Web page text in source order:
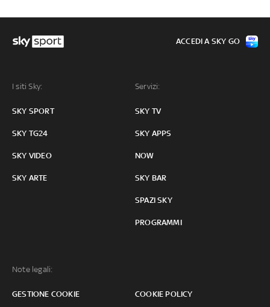
I siti Sky:
SKY SPORT
SKY TG24
SKY VIDEO
SKY ARTE
Servizi:
SKY TV
SKY APPS
NOW
SKY BAR
SPAZI SKY
PROGRAMMI
Note legali:
GESTIONE COOKIE COOKIE POLICY
ACCEDI A SKY GO